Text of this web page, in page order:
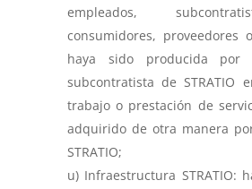
empleados,
consumidores, proveedores
haya sido producida por
subcontratista de STRATIO
trabajo o prestación de
adquirido de otra manera
STRATIO;
Infraestructura STRATIO: